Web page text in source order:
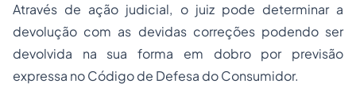
Através de ação judicial, o juiz pode determinar a
devolução com as devidas correções podendo ser
devolvida na sua forma em dobro por previsão
expressa no Código de Defesa do Consumidor.